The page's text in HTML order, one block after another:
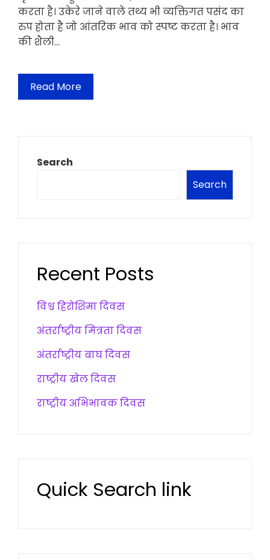
करता है। उकेरे जाने वाले तथ्य भी व्यक्तिगत पसंद का
रुप होता है जो आंतरिक भाव को स्पष्ट करता है। भाव
की शैली…
Read More
Search
Search
Recent Posts
विश्व हिरोशिमा दिवस
अंतर्राष्ट्रीय मित्रता दिवस
अंतर्राष्ट्रीय बाघ दिवस
राष्ट्रीय खेल दिवस
राष्ट्रीय अभिभावक दिवस
Quick Search link